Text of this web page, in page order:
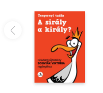
Ajánlott korosztály: 5-7 év